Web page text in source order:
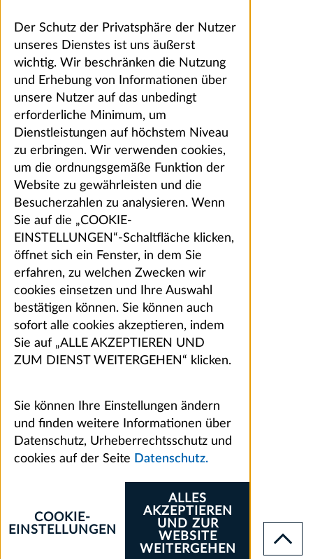
Der Schutz der Privatsphäre der Nutzer
unseres Dienstes ist uns äußerst
wichtig. Wir beschränken die Nutzung
und Erhebung von Informationen über
unsere Nutzer auf das unbedingt
erforderliche Minimum, um
Dienstleistungen auf höchstem Niveau
zu erbringen. Wir verwenden cookies,
um die ordnungsgemäße Funktion der
Website zu gewährleisten und die
Besucherzahlen zu analysieren. Wenn
Sie auf die „COOKIE-
EINSTELLUNGEN“-Schaltfläche klicken,
öffnet sich ein Fenster, in dem Sie
erfahren, zu welchen Zwecken wir
cookies einsetzen und Ihre Auswahl
bestätigen können. Sie können auch
sofort alle cookies akzeptieren, indem
Sie auf „ALLE AKZEPTIEREN UND
ZUM DIENST WEITERGEHEN“ klicken.
Sie können Ihre Einstellungen ändern
und finden weitere Informationen über
Datenschutz, Urheberrechtsschutz und
cookies auf der Seite Datenschutz.
ALLES
AKZEPTIEREN
UND ZUR
WEBSITE
WEITERGEHEN
COOKIE-
EINSTELLUNGEN